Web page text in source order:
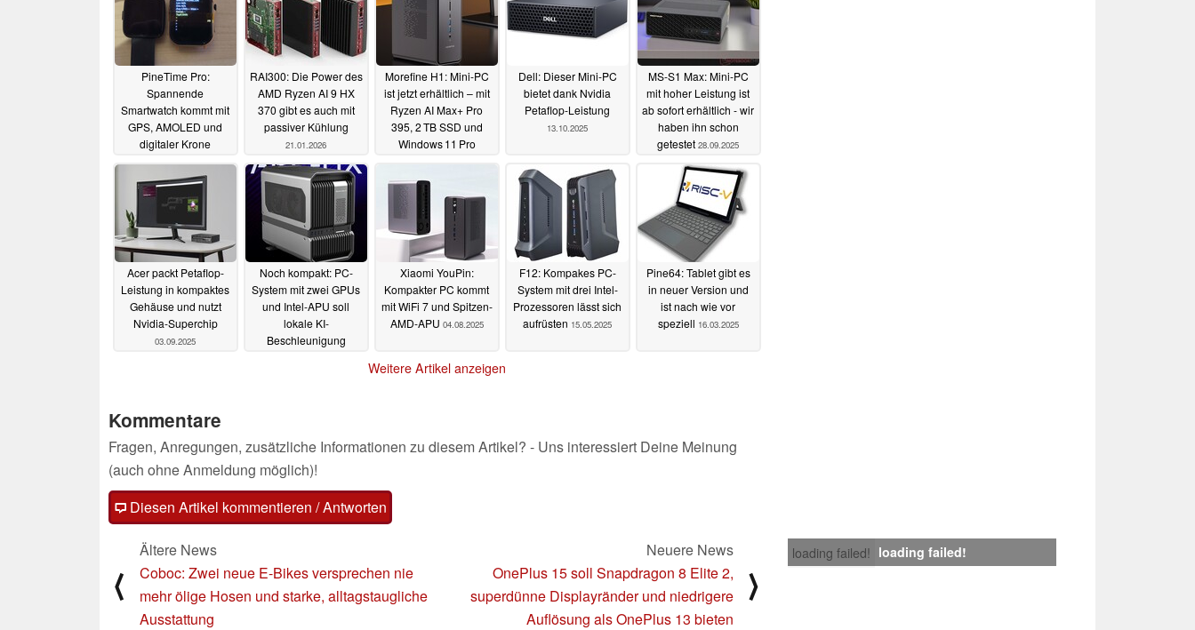
PineTime Pro:
Spannende
Smartwatch kommt mit
GPS, AMOLED und
digitaler Krone
25.03.2026
RAI300: Die Power des
AMD Ryzen AI 9 HX
370 gibt es auch mit
passiver Kühlung
21.01.2026
Morefine H1: Mini-PC
ist jetzt erhältlich – mit
Ryzen AI Max+ Pro
395, 2 TB SSD und
Windows 11 Pro
15.10.2025
Dell: Dieser Mini-PC
bietet dank Nvidia
Petaflop-Leistung
13.10.2025
MS-S1 Max: Mini-PC
mit hoher Leistung ist
ab sofort erhältlich - wir
haben ihn schon
getestet 28.09.2025
Acer packt Petaflop-
Leistung in kompaktes
Gehäuse und nutzt
Nvidia-Superchip
03.09.2025
Noch kompakt: PC-
System mit zwei GPUs
und Intel-APU soll
lokale KI-
Beschleunigung
Xiaomi YouPin:
Kompakter PC kommt
mit WiFi 7 und Spitzen-
AMD-APU 04.08.2025
F12: Kompakes PC-
System mit drei Intel-
Prozessoren lässt sich
aufrüsten 15.05.2025
Pine64: Tablet gibt es
in neuer Version und
ist nach wie vor
speziell 16.03.2025
Weitere Artikel anzeigen
Kommentare
Fragen, Anregungen, zusätzliche Informationen zu diesem Artikel? - Uns interessiert Deine Meinung
(auch ohne Anmeldung möglich)!
Diesen Artikel kommentieren / Antworten
loading failed! loading failed!
⟨
Ältere News
Coboc: Zwei neue E-Bikes versprechen nie
mehr ölige Hosen und starke, alltagstaugliche
Ausstattung
Neuere News
OnePlus 15 soll Snapdragon 8 Elite 2,
superdünne Displayränder und niedrigere
Auflösung als OnePlus 13 bieten
⟩